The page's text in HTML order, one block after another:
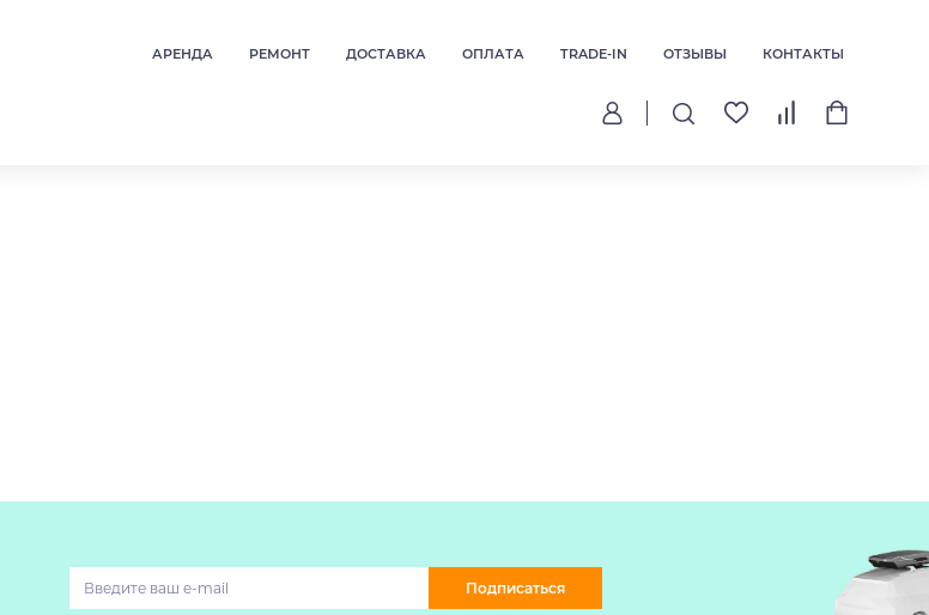
АРЕНДА РЕМОНТ ДОСТАВКА ОПЛАТА TRADE-IN ОТЗЫВЫ КОНТАКТЫ
Подписаться